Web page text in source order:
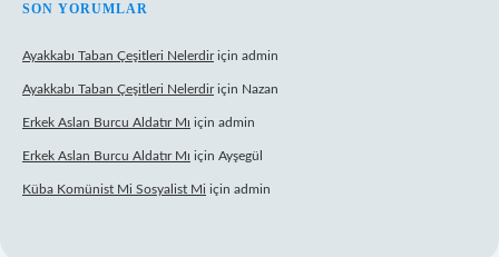
SON YORUMLAR
Ayakkabı Taban Çeşitleri Nelerdiriçin admin
Ayakkabı Taban Çeşitleri Nelerdiriçin Nazan
Erkek Aslan Burcu Aldatır Mı için admin
Erkek Aslan Burcu Aldatır Mı için Ayşegül
Küba Komünist Mi Sosyalist Mi için admin